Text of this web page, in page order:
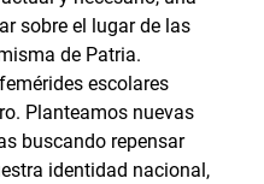
sobre el lugar de las
de Patria.
escolares
Planteamos nuevas
buscando repensar
identidad nacional,